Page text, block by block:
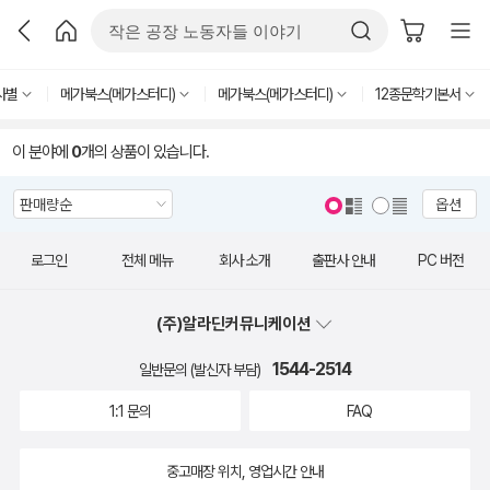
별 메가북스(메가스터디) 메가북스(메가스터디) 12종문학기본서
이 분야에 0개의 상품이 있습니다.
옵션
로그인 전체 메뉴 회사 소개 출판사 안내 PC 버전
(주)알라딘커뮤니케이션
일반문의 (발신자 부담) 1544-2514
1:1 문의 FAQ
중고매장 위치, 영업시간 안내